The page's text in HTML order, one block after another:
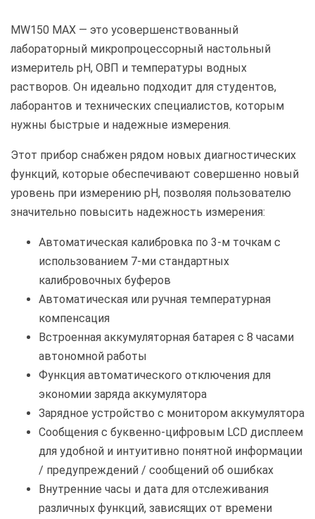
MW150 MAX — это усовершенствованный
лабораторный микропроцессорный настольный
измеритель pH, ОВП и температуры водных
растворов. Он идеально подходит для студентов,
лаборантов и технических специалистов, которым
нужны быстрые и надежные измерения.
Этот прибор снабжен рядом новых диагностических
функций, которые обеспечивают совершенно новый
уровень при измерению pH, позволяя пользователю
значительно повысить надежность измерения:
Автоматическая калибровка по 3-м точкам с
использованием 7-ми стандартных
калибровочных буферов
Автоматическая или ручная температурная
компенсация
Встроенная аккумуляторная батарея с 8 часами
автономной работы
Функция автоматического отключения для
экономии заряда аккумулятора
Зарядное устройство с монитором аккумулятора
Сообщения с буквенно-цифровым LCD дисплеем
для удобной и интуитивно понятной информации
/ предупреждений / сообщений об ошибках
Внутренние часы и дата для отслеживания
различных функций, зависящих от времени